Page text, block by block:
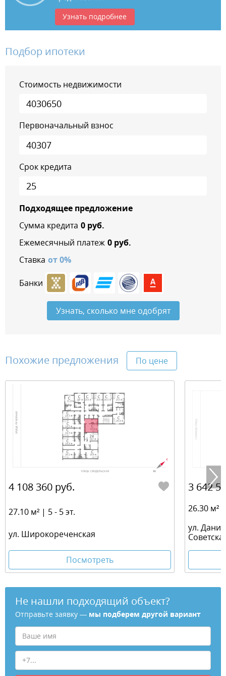
Узнать подробнее
Подбор ипотеки
Стоимость недвижимости
Первоначальный взнос
Срок кредита
Подходящее предложение
Сумма кредита 0руб.
Ежемесячный платеж 0руб.
Ставка от0%
Банки
Узнать, сколько мне одобрят
Похожие предложения По цене
4 108 360 руб.
27.10 м² | 5 - 5 эт.
ул. Широкореченская
Посмотреть
3 642
26.30 м²
ул.
Не нашли подходящий объект?
Отправьте заявку — мы подберем другой вариант